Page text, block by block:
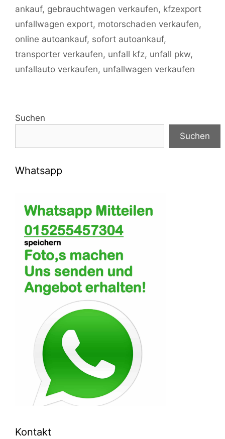
ankauf, gebrauchtwagen verkaufen, kfzexport
unfallwagen export, motorschaden verkaufen,
online autoankauf, sofort autoankauf,
transporter verkaufen, unfall kfz, unfall pkw,
unfallauto verkaufen, unfallwagen verkaufen
Suchen
Suchen
Whatsapp
Kontakt